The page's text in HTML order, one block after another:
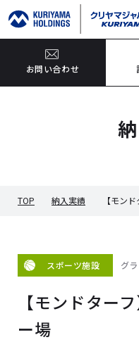
お問い合わせ
TOP 納入実績 【モン
スポーツ施設 グ
【モンドター
ー場